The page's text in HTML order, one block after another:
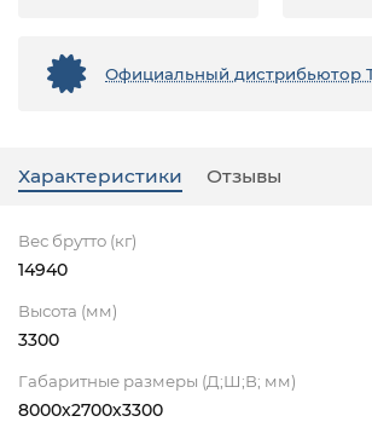
Официальный дистрибьютор
Характеристики Отзывы
Вес брутто (кг)
14940
Высота (мм)
3300
Габаритные размеры (Д;Ш;В; мм)
8000х2700х3300